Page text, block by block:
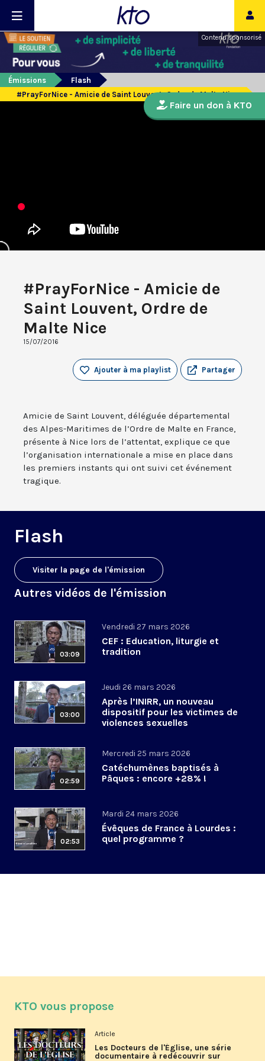
Contenu sponsorisé
Émissions
Flash
#PrayForNice - Amicie de Saint Louvent, Ordre de Malte Nice
#PrayForNice - Amicie de
Saint Louvent, Ordre de
Malte Nice
15/07/2016
Partager
Ajouter à ma playlist
Amicie de Saint Louvent, déléguée départemental
des Alpes-Maritimes de l’Ordre de Malte en France,
présente à Nice lors de l’attentat, explique ce que
l’organisation internationale a mise en place dans
les premiers instants qui ont suivi cet événement
tragique.
Flash
Visiter la page de l'émission
Autres vidéos de l'émission
03:09
Vendredi 27 mars 2026
CEF : Education, liturgie et
tradition
03:00
Jeudi 26 mars 2026
Après l’INIRR, un nouveau
dispositif pour les victimes de
violences sexuelles
02:59
Mercredi 25 mars 2026
Catéchumènes baptisés à
Pâques : encore +28% !
02:53
Mardi 24 mars 2026
Évêques de France à Lourdes :
quel programme ?
Faire un don à KTO
KTO vous propose
Article
Les Docteurs de l'Église, une série
documentaire à redécouvrir sur